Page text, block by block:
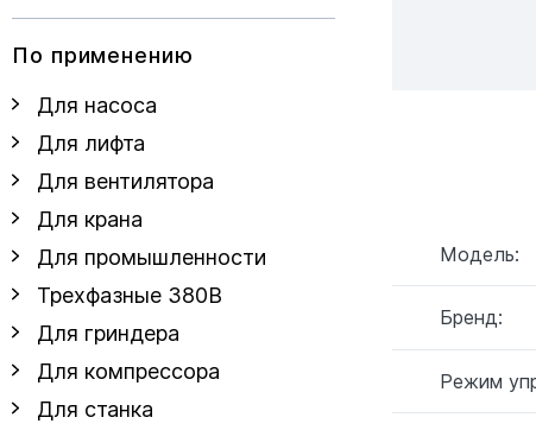
По применению
Для насоса
Для лифта
Для вентилятора
Для крана
Для промышленности
Трехфазные 380В
Для гриндера
Для компрессора
Для станка
Модель:
Бренд:
Режим